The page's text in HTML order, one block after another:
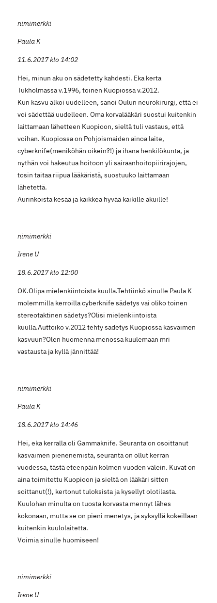
nimimerkki
Paula K
11.6.2017 klo 14:02
Hei, minun aku on sädetetty kahdesti. Eka kerta
Tukholmassa v.1996, toinen Kuopiossa v.2012.
Kun kasvu alkoi uudelleen, sanoi Oulun neurokirurgi, että ei
voi sädettää uudelleen. Oma korvalääkäri suostui kuitenkin
laittamaan lähetteen Kuopioon, sieltä tuli vastaus, että
voihan. Kuopiossa on Pohjoismaiden ainoa laite,
cyberknife(meniköhän oikein?!) ja ihana henkilökunta, ja
nythän voi hakeutua hoitoon yli sairaanhoitopiirirajojen,
tosin taitaa riipua lääkäristä, suostuuko laittamaan
lähetettä.
Aurinkoista kesää ja kaikkea hyvää kaikille akuille!
nimimerkki
Irene U
18.6.2017 klo 12:00
OK.Olipa mielenkiintoista kuulla.Tehtiinkö sinulle Paula K
molemmilla kerroilla cyberknife sädetys vai oliko toinen
stereotaktinen sädetys?Olisi mielenkiintoista
kuulla.Auttoiko v.2012 tehty sädetys Kuopiossa kasvaimen
kasvuun?Olen huomenna menossa kuulemaan mri
vastausta ja kyllä jännittää!
nimimerkki
Paula K
18.6.2017 klo 14:46
Hei, eka kerralla oli Gammaknife. Seuranta on osoittanut
kasvaimen pienenemistä, seuranta on ollut kerran
vuodessa, tästä eteenpäin kolmen vuoden välein. Kuvat on
aina toimitettu Kuopioon ja sieltä on lääkäri sitten
soittanut(!), kertonut tuloksista ja kysellyt olotilasta.
Kuulohan minulta on tuosta korvasta mennyt lähes
kokonaan, mutta se on pieni menetys, ja syksyllä kokeillaan
kuitenkin kuulolaitetta.
Voimia sinulle huomiseen!
nimimerkki
Irene U